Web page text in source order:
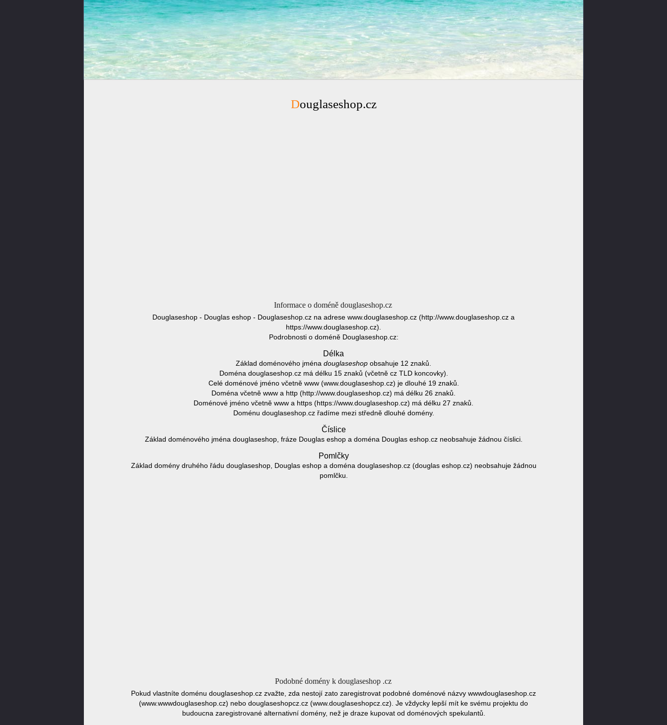
Douglaseshop.cz
Informace o doméně douglaseshop.cz
Douglaseshop - Douglas eshop - Douglaseshop.cz na adrese www.douglaseshop.cz (http://www.douglaseshop.cz a
https://www.douglaseshop.cz).
Podrobnosti o doméně Douglaseshop.cz:
Délka
Základ doménového jména douglaseshop obsahuje 12 znaků.
Doména douglaseshop.cz má délku 15 znaků (včetně cz TLD koncovky).
Celé doménové jméno včetně www (www.douglaseshop.cz) je dlouhé 19 znaků.
Doména včetně www a http (http://www.douglaseshop.cz) má délku 26 znaků.
Doménové jméno včetně www a https (https://www.douglaseshop.cz) má délku 27 znaků.
Doménu douglaseshop.cz řadíme mezi středně dlouhé domény.
Číslice
Základ doménového jména douglaseshop, fráze Douglas eshop a doména Douglas eshop.cz neobsahuje žádnou číslici.
Pomlčky
Základ domény druhého řádu douglaseshop, Douglas eshop a doména douglaseshop.cz (douglas eshop.cz) neobsahuje žádnou
pomlčku.
Podobné domény k douglaseshop .cz
Pokud vlastníte doménu douglaseshop.cz zvažte, zda nestojí zato zaregistrovat podobné doménové názvy wwwdouglaseshop.cz
(www.wwwdouglaseshop.cz) nebo douglaseshopcz.cz (www.douglaseshopcz.cz). Je vždycky lepší mít ke svému projektu do
budoucna zaregistrované alternativní domény, než je draze kupovat od doménových spekulantů.